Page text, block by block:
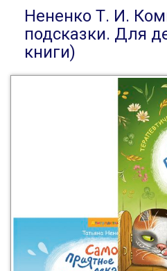
Нененко Т. И.
подсказки. Для
книги)